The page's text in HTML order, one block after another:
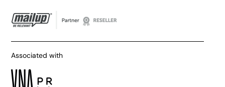
Associated with